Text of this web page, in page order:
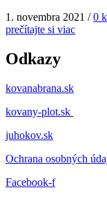
1. novembra 2021 / 0
prečítajte si viac
Odkazy
kovanabrana.sk
kovany-plot.sk
juhokov.sk
Ochrana osobných
Facebook-f